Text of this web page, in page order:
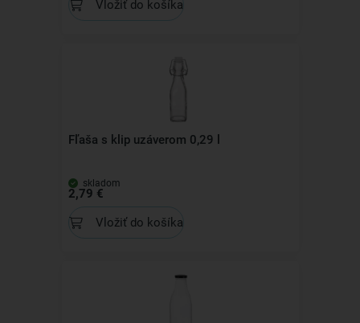
Vložiť do košíka
Fľaša s klip uzáverom 0,29 l
skladom
2,79 €
Vložiť do košíka